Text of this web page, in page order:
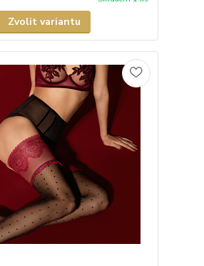
Zvolit variantu